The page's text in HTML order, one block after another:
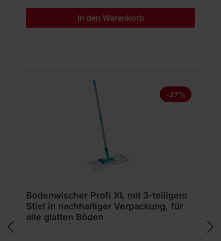
In den Warenkorb
-27%
Bodenwischer Profi XL mit 3-teiligem
Stiel in nachhaltiger Verpackung, für
alle glatten Böden